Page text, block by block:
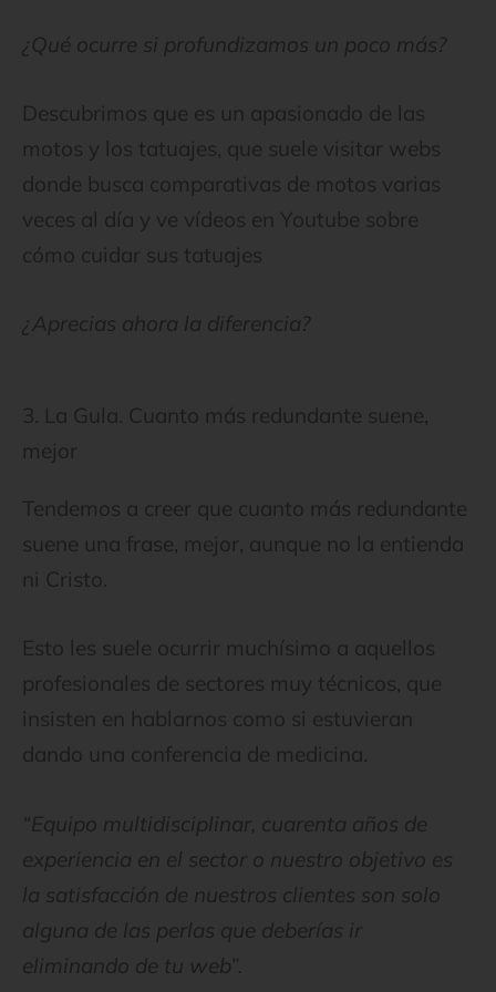
¿Qué ocurre si profundizamos un poco más?
Descubrimos que es un apasionado de las
motos y los tatuajes, que suele visitar webs
donde busca comparativas de motos varias
veces al día y ve vídeos en Youtube sobre
cómo cuidar sus tatuajes
¿Aprecias ahora la diferencia?
3. La Gula. Cuanto más redundante suene,
mejor
Tendemos a creer que cuanto más redundante
suene una frase, mejor, aunque no la entienda
ni Cristo.
Esto les suele ocurrir muchísimo a aquellos
profesionales de sectores muy técnicos, que
insisten en hablarnos como si estuvieran
dando una conferencia de medicina.
“Equipo multidisciplinar, cuarenta años de
experiencia en el sector o nuestro objetivo es
la satisfacción de nuestros clientes son solo
alguna de las perlas que deberías ir
eliminando de tu web”.